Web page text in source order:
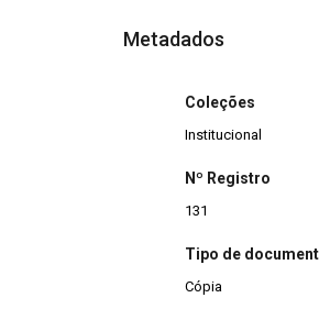
Metadados
Coleções
Institucional
Nº Registro
131
Tipo de
Cópia